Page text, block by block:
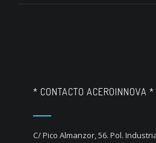
* CONTACTO ACEROINNOVA *
C/ Pico Almanzor, 56. Pol.